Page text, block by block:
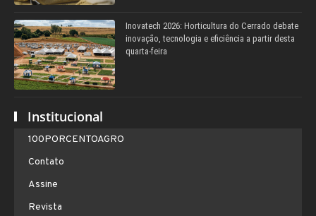
Inovatech 2026: Horticultura do Cerrado debate
inovação, tecnologia e eficiência a partir desta
quarta-feira
Institucional
100PORCENTOAGRO
Contato
Assine
Revista